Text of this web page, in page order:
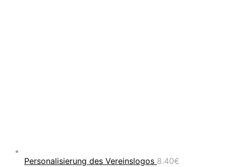
Personalisierung des Vereinslogos 8.40€